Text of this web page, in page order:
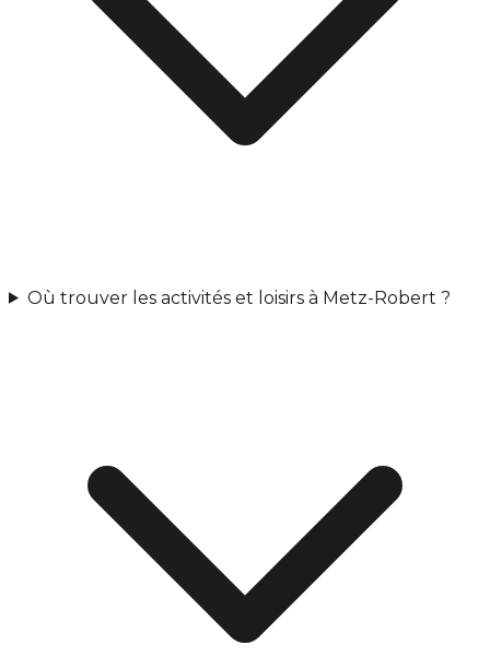
Où trouver les activités et loisirs à Metz-Robert ?